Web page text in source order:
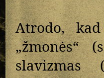
Atrodo,
„žmonės“